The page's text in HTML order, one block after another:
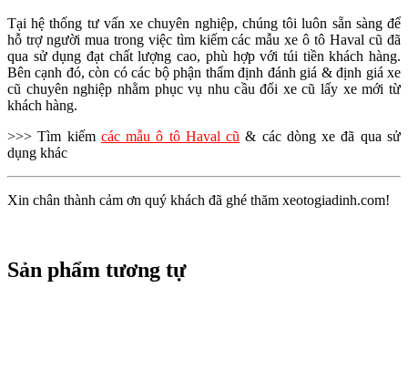
Tại hệ thống tư vấn xe chuyên nghiệp, chúng tôi luôn sẵn sàng để
hỗ trợ người mua trong việc tìm kiếm các mẫu xe ô tôHavalcũ đã
qua sử dụng đạt chất lượng cao, phù hợp với túi tiền khách hàng.
Bên cạnh đó, còn có các bộ phận thẩm định đánh giá & định giá xe
cũ chuyên nghiệp nhằm phục vụ nhu cầu đổi xe cũ lấy xe mới từ
khách hàng.
>>> Tìm kiếm các mẫu ô tô Haval cũ & các dòng xe đã qua sử
dụng khác
Xin chân thành cảm ơn quý khách đã ghé thăm xeotogiadinh.com!
Sản phẩm tương tự